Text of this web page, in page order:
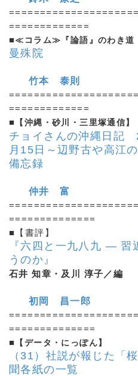
=============
■≪コラム≫『論語』のわき道
曼殊院
竹本 泰則
=============
■ 【沖縄・砂川・三里塚通信】
チョイさんの沖縄日記
月15日 ～辺野古や高江
備忘録
仲井 富
==============
■【書評】
『六四と一九八九 ― 習
うのか』
石井 知章・及川 淳子／
初岡 昌一郎
==============
■ 【データ・にっぽん】
（31）社説が報じた「
聞各紙の一覧